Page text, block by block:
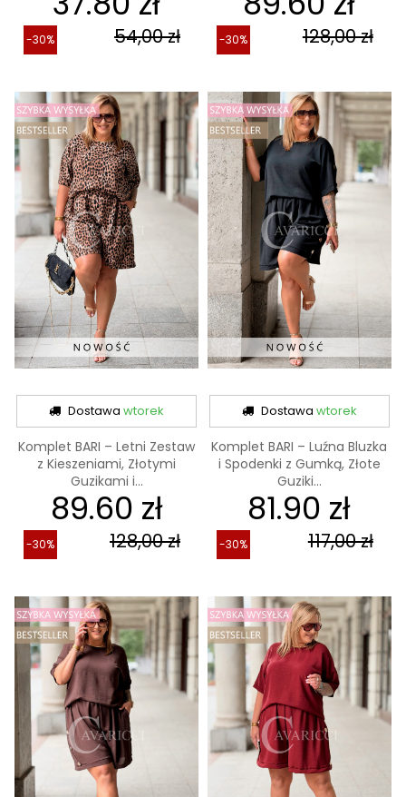
54,00 zł
-30% 128,00 zł
-30%
Dostawawtorek
Komplet BARI – Letni Zestaw
z Kieszeniami, Złotymi
Guzikami i...
89.60 zł
128,00 zł
-30%
Dostawa wtorek
Komplet BARI – Luźna Bluzka
i Spodenki z Gumką, Złote
Guziki...
81.90 zł
117,00 zł
-30%